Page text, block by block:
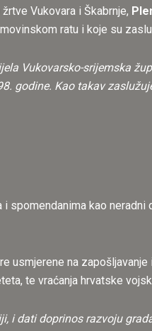
Vukovara i Škabrnje,
ratu i koje su
Vukovarsko-srijemska
godine. Kao takav
kao neradni
na zapošljavanje
te vraćanja hrvatske
dati doprinos razvoju